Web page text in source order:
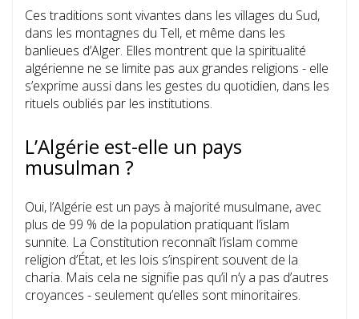
Ces traditions sont vivantes dans les villages du Sud,
dans les montagnes du Tell, et même dans les
banlieues d’Alger. Elles montrent que la spiritualité
algérienne ne se limite pas aux grandes religions - elle
s’exprime aussi dans les gestes du quotidien, dans les
rituels oubliés par les institutions.
L’Algérie est-elle un pays
musulman ?
Oui, l’Algérie est un pays à majorité musulmane, avec
plus de 99 % de la population pratiquant l’islam
sunnite. La Constitution reconnaît l’islam comme
religion d’État, et les lois s’inspirent souvent de la
charia. Mais cela ne signifie pas qu’il n’y a pas d’autres
croyances - seulement qu’elles sont minoritaires.